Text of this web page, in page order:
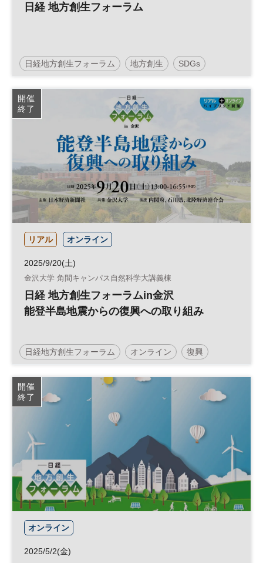
日経 地方創生フォーラム
日経地方創生フォーラム 地方創生 SDGs
地域活性化
参加無料
開催
終了
リアル オンライン
2025/9/20(土)
金沢大学 角間キャンパス自然科学大講義棟
日経 地方創生フォーラムin金沢
能登半島地震からの復興への取り組み
日経地方創生フォーラム オンライン 復興
SDGs 地域活性化 参加無料
土日祝開催
開催
終了
オンライン
2025/5/2(金)